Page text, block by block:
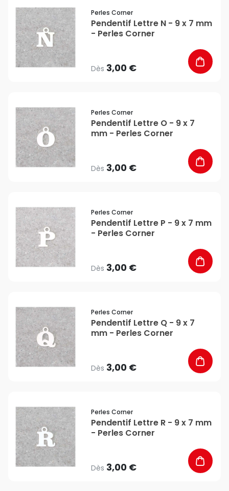
Perles Corner
Pendentif Lettre N - 9 x 7 mm
- Perles Corner
Dès 3,00 €
Perles Corner
Pendentif Lettre O - 9 x 7
mm - Perles Corner
Dès 3,00 €
Perles Corner
Pendentif Lettre P - 9 x 7 mm
- Perles Corner
Dès 3,00 €
Perles Corner
Pendentif Lettre Q - 9 x 7
mm - Perles Corner
Dès 3,00 €
Perles Corner
Pendentif Lettre R - 9 x 7 mm
- Perles Corner
Dès 3,00 €